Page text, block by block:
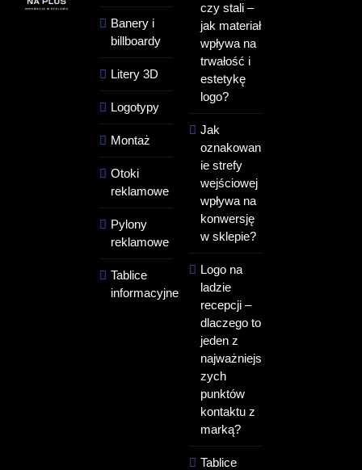
Banery i
billboardy
Litery 3D
Logotypy
Montaż
Otoki
reklamowe
Pylony
reklamowe
Tablice
informacyjne
czy stali –
jak materiał
wpływa na
trwałość i
estetykę
logo?
Jak
oznakowan
ie strefy
wejściowej
wpływa na
konwersję
w sklepie?
Logo na
ladzie
recepcji –
dlaczego to
jeden z
najważniejs
zych
punktów
kontaktu z
marką?
Tablice